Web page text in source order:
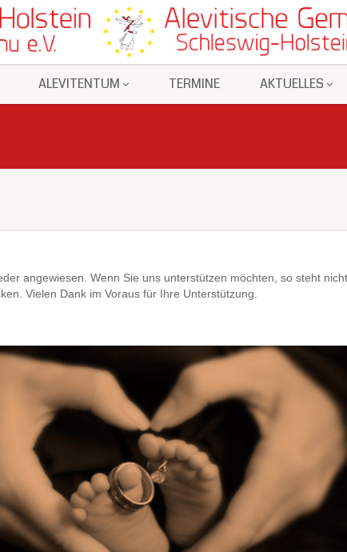
ALEVITENTUM TERMINE AKTUELLES
angewiesen. Wenn Sie uns unterstützen möchten, so steht
Vielen Dank im Voraus für Ihre Unterstützung.